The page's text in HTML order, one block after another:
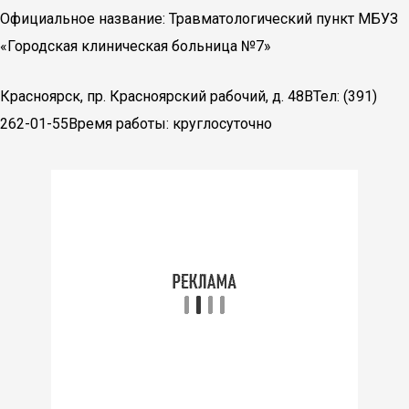
Официальное название: Травматологический пункт МБУЗ
«Городская клиническая больница №7»
Красноярск, пр. Красноярский рабочий, д. 48ВТел: (391)
262-01-55Время работы: круглосуточно